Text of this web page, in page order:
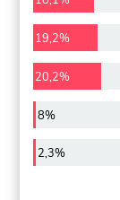
19,2%
20,2%
8%
2,3%